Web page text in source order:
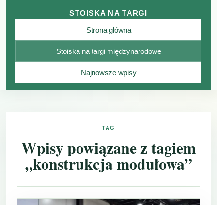
STOISKA NA TARGI
Strona główna
Stoiska na targi międzynarodowe
Najnowsze wpisy
TAG
Wpisy powiązane z tagiem
„konstrukcja modułowa”